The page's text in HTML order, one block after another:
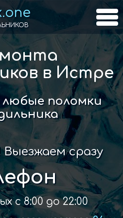
в Истре
поломки
сразу
с 8:00 до 22:00